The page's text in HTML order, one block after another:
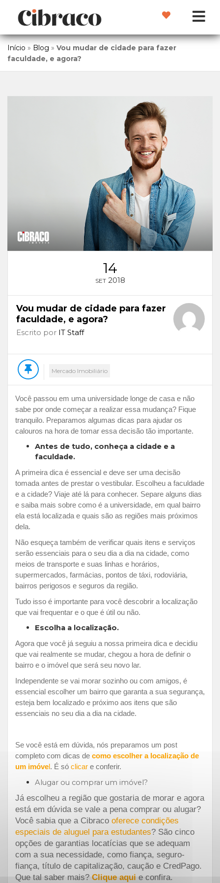
Início » Blog » Vou mudar de cidade para fazer
faculdade, e agora?
14
SET 2018
Vou mudar de cidade para fazer
faculdade, e agora?
Escrito por IT Staff
Mercado Imobiliário
Você passou em uma universidade longe de casa e não
sabe por onde começar a realizar essa mudança? Fique
tranquilo. Preparamos algumas dicas para ajudar os
calouros na hora de tomar essa decisão tão importante.
Antes de tudo, conheça a cidade e a
faculdade.
A primeira dica é essencial e deve ser uma decisão
tomada antes de prestar o vestibular. Escolheu a faculdade
e a cidade? Viaje até lá para conhecer. Separe alguns dias
e saiba mais sobre como é a universidade, em qual bairro
ela está localizada e quais são as regiões mais próximos
dela.
Não esqueça também de verificar quais itens e serviços
serão essenciais para o seu dia a dia na cidade, como
meios de transporte e suas linhas e horários,
supermercados, farmácias, pontos de táxi, rodoviária,
bairros perigosos e seguros da região.
Tudo isso é importante para você descobrir a localização
que vai frequentar e o que é útil ou não.
Escolha a localização.
Agora que você já seguiu a nossa primeira dica e decidiu
que vai realmente se mudar, chegou a hora de definir o
bairro e o imóvel que será seu novo lar.
Independente se vai morar sozinho ou com amigos, é
essencial escolher um bairro que garanta a sua segurança,
esteja bem localizado e próximo aos itens que são
essenciais no seu dia a dia na cidade.
Se você está em dúvida, nós preparamos um post
completo com dicas de como escolher a localização de
um imóvel. É só clicar e conferir.
Alugar ou comprar um imóvel?
Já escolheu a região que gostaria de morar e agora
está em dúvida se vale a pena comprar ou alugar?
Você sabia que a Cibraco oferece condições
especiais de aluguel para estudantes? São cinco
opções de garantias locatícias que se adequam
com a sua necessidade, como fiança, seguro-
fiança, título de capitalização, caução e CredPago.
Que tal saber mais? Clique aqui e confira.